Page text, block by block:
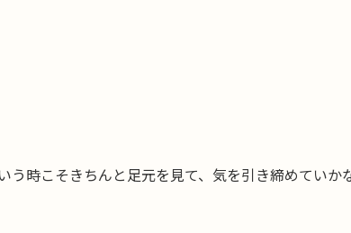
時こそきちんと足元を見て、気を引き締めていか